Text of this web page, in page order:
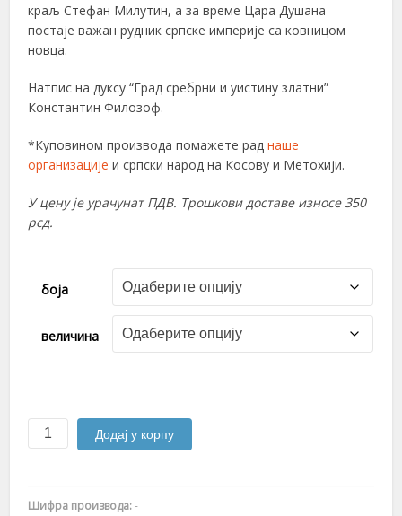
краљ Стефан Милутин, а за време Цара Душана
постаје важан рудник српске империје са ковницом
новца.
Натпис на дуксу “Град сребрни и уистину златни”
Константин Филозоф.
*Куповином производа помажете раднаше
организацијеи српски народ на Косову и Метохији.
У цену је урачунат ПДВ. Трошкови доставе износе 350
рсд.
боја
величина
Тврђава
Ново
Додај у корпу
Шифра производа:-